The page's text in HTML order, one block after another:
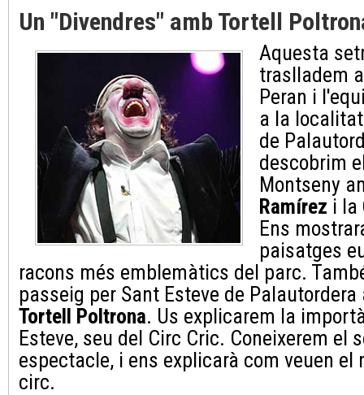
Un "Divendres" amb Tortell
Aquesta
traslladem
Peran i
a la
de
descobrim
Montseny
Ramírez i la
Ens
paisatges
racons més emblemàtics del parc.
passeig per Sant Esteve de
Tortell Poltrona. Us explicarem la
Esteve, seu del Circ Cric. Coneixerem el
espectacle, i ens explicarà com veuen el
circ.